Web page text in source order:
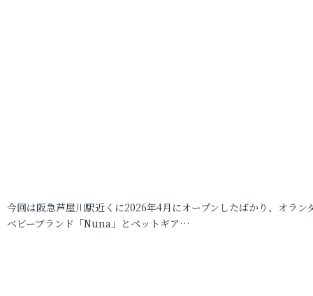
今回は阪急芦屋川駅近くに2026年4月にオープンしたばかり、オラン
ベビーブランド「Nuna」とペットギア…